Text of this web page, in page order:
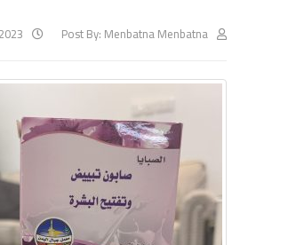
Post By: Menbatna Menbatna